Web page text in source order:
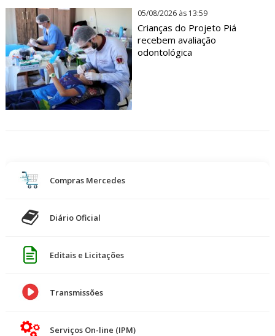
05/08/2026 às 13:59
Crianças do Projeto Piá
recebem avaliação
odontológica
Compras Mercedes
Diário Oficial
Editais e Licitações
Transmissões
Serviços On-line (IPM)